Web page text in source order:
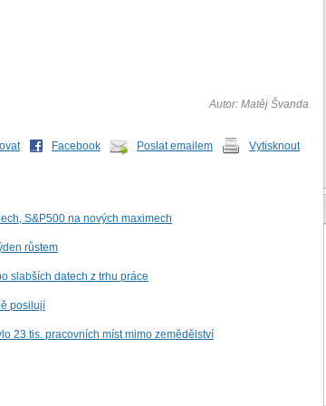
Autor: Matěj Švanda
Facebook Poslat emailem Vytisknout
S&P500 na nových maximech
růstem
slabších datech z trhu práce
posilují
23 tis. pracovních míst mimo zemědělství